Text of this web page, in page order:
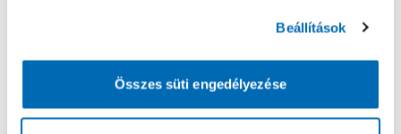
Beállítások
Összes süti engedélyezése